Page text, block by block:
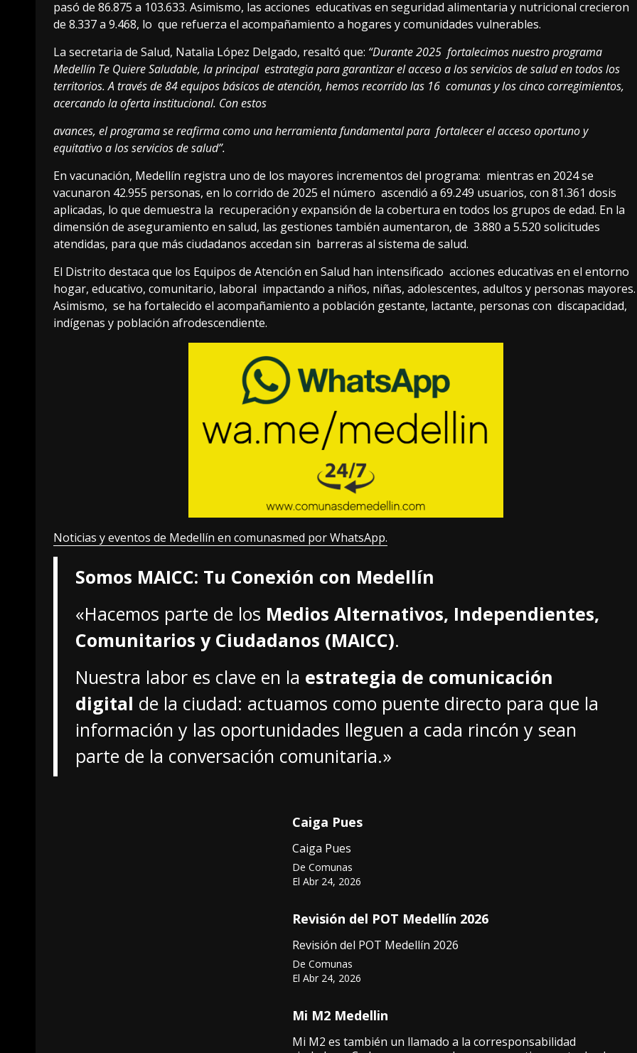
pasó de 86.875 a 103.633. Asimismo, las acciones educativas en seguridad alimentaria y nutricional crecieron
de 8.337 a 9.468, lo que refuerza el acompañamiento a hogares y comunidades vulnerables.
La secretaria de Salud, Natalia López Delgado, resaltó que: “Durante 2025 fortalecimos nuestro programa
Medellín Te Quiere Saludable, la principal estrategia para garantizar el acceso a los servicios de salud en todos los
territorios. A través de 84 equipos básicos de atención, hemos recorrido las 16 comunas y los cinco corregimientos,
acercando la oferta institucional. Con estos
avances, el programa se reafirma como una herramienta fundamental para fortalecer el acceso oportuno y
equitativo a los servicios de salud”.
En vacunación, Medellín registra uno de los mayores incrementos del programa: mientras en 2024 se
vacunaron 42.955 personas, en lo corrido de 2025 el número ascendió a 69.249 usuarios, con 81.361 dosis
aplicadas, lo que demuestra la recuperación y expansión de la cobertura en todos los grupos de edad. En la
dimensión de aseguramiento en salud, las gestiones también aumentaron, de 3.880 a 5.520 solicitudes
atendidas, para que más ciudadanos accedan sin barreras al sistema de salud.
El Distrito destaca que los Equipos de Atención en Salud han intensificado acciones educativas en el entorno
hogar, educativo, comunitario, laboral impactando a niños, niñas, adolescentes, adultos y personas mayores.
Asimismo, se ha fortalecido el acompañamiento a población gestante, lactante, personas con discapacidad,
indígenas y población afrodescendiente.
Noticias y eventos de Medellín en comunasmed por WhatsApp.
Somos MAICC: Tu Conexión con Medellín
«Hacemos parte de los Medios Alternativos, Independientes,
Comunitarios y Ciudadanos (MAICC).
Nuestra labor es clave en la estrategia de comunicación
digital de la ciudad: actuamos como puente directo para que la
información y las oportunidades lleguen a cada rincón y sean
parte de la conversación comunitaria.»
Caiga Pues
Caiga Pues
De Comunas
El Abr 24, 2026
Revisión del POT Medellín 2026
Revisión del POT Medellín 2026
De Comunas
El Abr 24, 2026
Mi M2 Medellin
Mi M2 es también un llamado a la corresponsabilidad